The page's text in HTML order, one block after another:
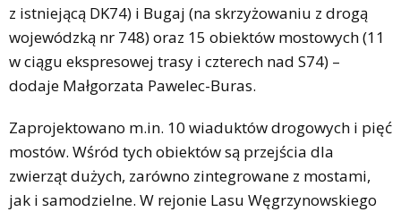
z istniejącą DK74) i Bugaj (na skrzyżowaniu z drogą
wojewódzką nr 748) oraz 15 obiektów mostowych (11
w ciągu ekspresowej trasy i czterech nad S74) –
dodaje Małgorzata Pawelec-Buras.
Zaprojektowano m.in. 10 wiaduktów drogowych i pięć
mostów. Wśród tych obiektów są przejścia dla
zwierząt dużych, zarówno zintegrowane z mostami,
jak i samodzielne. W rejonie Lasu Węgrzynowskiego